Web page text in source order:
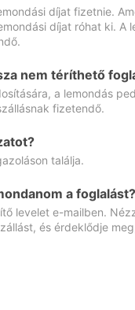
díjat fizetnie.
díjat róhat ki. A
nem téríthető
a lemondás
fizetendő.
találja.
a foglalást?
levelet e-mailben.
és érdeklődje